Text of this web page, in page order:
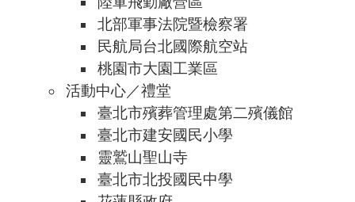
北部軍事法院暨檢察署
民航局台北國際航空站
桃園市大園工業區
活動中心／禮堂
臺北市殯葬管理處第二殯儀館
臺北市建安國民小學
靈鷲山聖山寺
臺北市北投國民中學